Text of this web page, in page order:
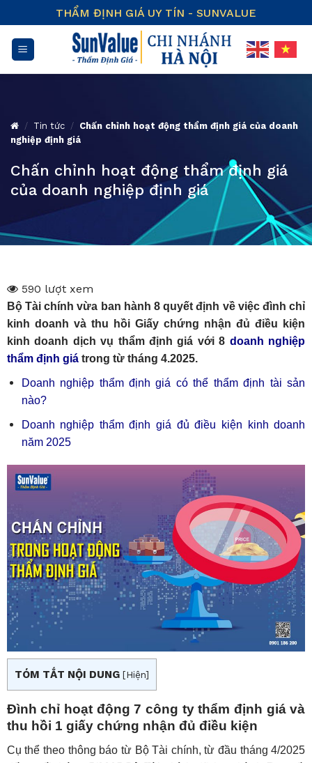
to
content
THẨM ĐỊNH GIÁ UY TÍN - SUNVALUE
/ Tin tức /
Chấn chỉnh hoạt động thẩm định giá của doanh
nghiệp định giá
Chấn chỉnh hoạt động thẩm định giá
của doanh nghiệp định giá
590 lượt xem
Bộ Tài chính vừa ban hành 8 quyết định về việc đình chỉ
kinh doanh và thu hồi Giấy chứng nhận đủ điều kiện
kinh doanh dịch vụ thẩm định giá với 8 doanh nghiệp
thẩm định giátrong từ tháng 4.2025.
Doanh nghiệp thẩm định giá có thể thẩm định tài sản
nào?
Doanh nghiệp thẩm định giá đủ điều kiện kinh doanh
năm 2025
TÓM TẮT NỘI DUNG [Hiện]
Đình chỉ hoạt động 7 công ty thẩm định giá và
thu hồi 1 giấy chứng nhận đủ điều kiện
Cụ thể theo thông báo từ Bộ Tài chính, từ đầu tháng 4/2025